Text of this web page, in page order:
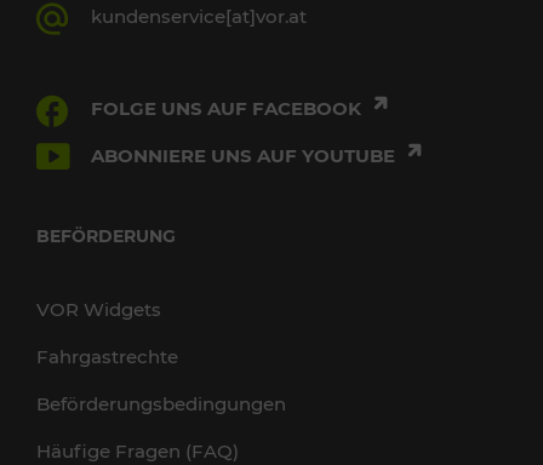
kundenservice[at]vor.at
FOLGE UNS AUF FACEBOOK
ABONNIERE UNS AUF YOUTUBE
BEFÖRDERUNG
VOR Widgets
Fahrgastrechte
Beförderungsbedingungen
Häufige Fragen (FAQ)